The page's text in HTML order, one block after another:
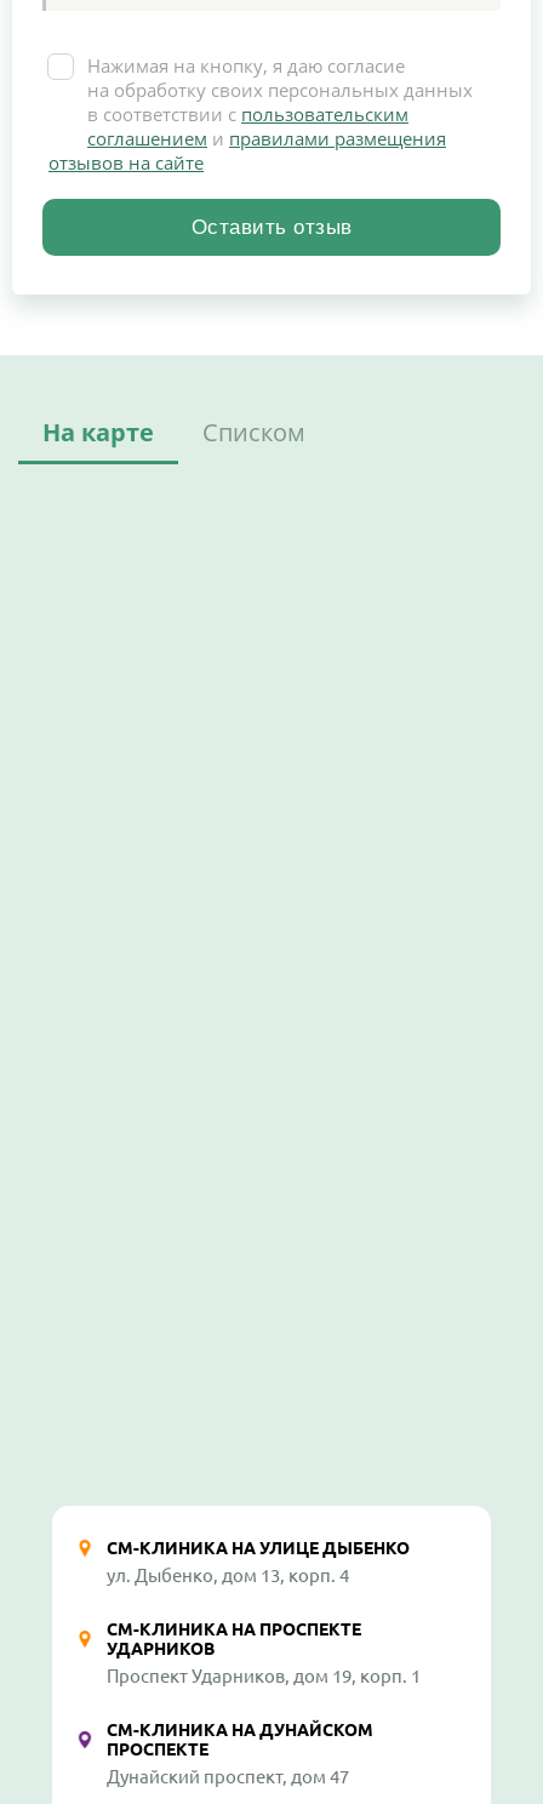
Нажимая на кнопку, я даю согласие
на обработку своих персональных данных
в соответствии с пользовательским
соглашением и правилами размещения
отзывов на сайте
На карте Списком
СМ-КЛИНИКА НА УЛИЦЕ ДЫБЕНКО
ул. Дыбенко, дом 13, корп. 4
СМ-КЛИНИКА НА ПРОСПЕКТЕ
УДАРНИКОВ
Проспект Ударников, дом 19, корп. 1
СМ-КЛИНИКА НА ДУНАЙСКОМ
ПРОСПЕКТЕ
Дунайский проспект, дом 47